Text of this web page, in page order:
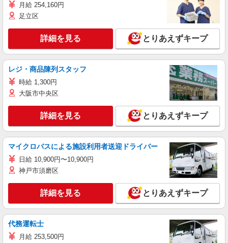
月給 254,160円
足立区
詳細を見る とりあえずキープ
レジ・商品陳列スタッフ
時給 1,300円
大阪市中央区
詳細を見る とりあえずキープ
マイクロバスによる施設利用者送迎ドライバー
日給 10,900円〜10,900円
神戸市須磨区
詳細を見る とりあえずキープ
代務運転士
月給 253,500円